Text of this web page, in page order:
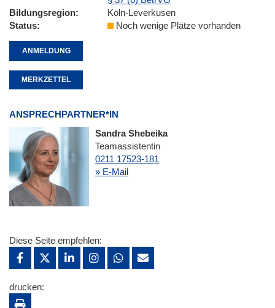
Bildungsregion
Köln-Leverkusen
Status
Noch wenige Plätze vorhanden
ANMELDUNG
MERKZETTEL
ANSPRECHPARTNER*IN
Sandra Shebeika
Teamassistentin
0211 17523-181
» E-Mail
Diese Seite empfehlen:
drucken: